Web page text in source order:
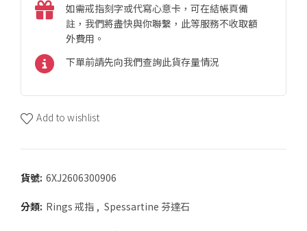
如需戒指刻字或代寫心意卡，可在結帳頁備
註，我們將盡快與你聯繫，此等服務不收取額
外費用。
下單前請先向我們查詢此貨存量情況
Add to wishlist
貨號: 6XJ2606300906
分類: Rings 戒指 , Spessartine 芬達石